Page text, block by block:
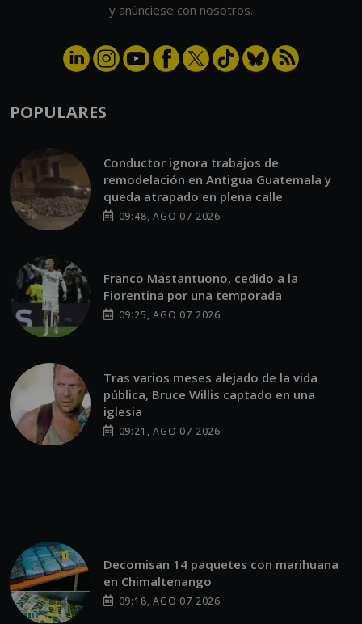
y anúnciese con nosotros.
POPULARES
Conductor ignora trabajos de
remodelación en Antigua Guatemala y
queda atrapado en plena calle
09:48, AGO 07 2026
Franco Mastantuono, cedido a la
Fiorentina por una temporada
09:25, AGO 07 2026
Tras varios meses alejado de la vida
pública, Bruce Willis captado en una
iglesia
09:21, AGO 07 2026
Decomisan 14 paquetes con marihuana
en Chimaltenango
09:18, AGO 07 2026